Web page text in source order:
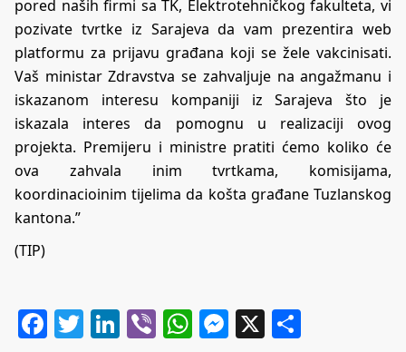
pored naših firmi sa TK, Elektrotehničkog fakulteta, vi
pozivate tvrtke iz Sarajeva da vam prezentira web
platformu za prijavu građana koji se žele vakcinisati.
Vaš ministar Zdravstva se zahvaljuje na angažmanu i
iskazanom interesu kompaniji iz Sarajeva što je
iskazala interes da pomognu u realizaciji ovog
projekta. Premijeru i ministre pratiti ćemo koliko će
ova zahvala inim tvrtkama, komisijama,
koordinacioinim tijelima da košta građane Tuzlanskog
kantona.”
(TIP)
Facebook
Twitter
LinkedIn
ViberWhatsApp
Messenger
X